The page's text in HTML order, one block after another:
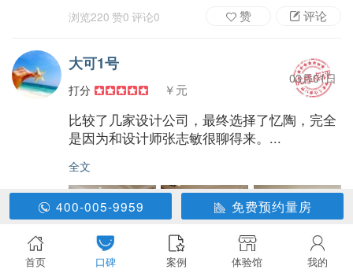
浏览220 赞0 评论0 评论
赞
大可1号
打分 ￥元
03月01日
比较了几家设计公司，最终选择了忆陶，完全
是因为和设计师张志敏很聊得来。...
全文
400-005-9959 免费预约量房
首页 口碑 案例 体验馆 我的